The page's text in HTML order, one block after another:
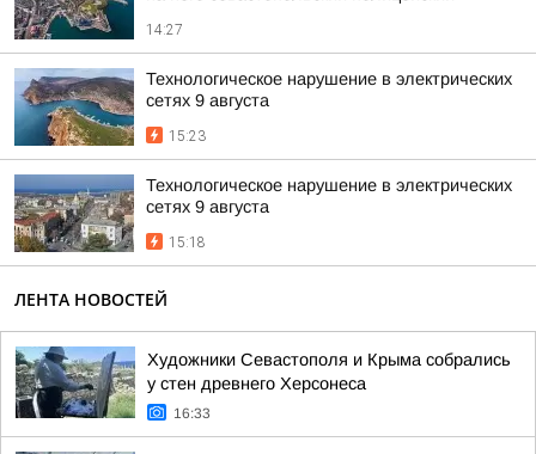
14:27
Технологическое нарушение в электрических
сетях 9 августа
15:23
Технологическое нарушение в электрических
сетях 9 августа
15:18
ЛЕНТА НОВОСТЕЙ
Художники Севастополя и Крыма собрались
у стен древнего Херсонеса
16:33